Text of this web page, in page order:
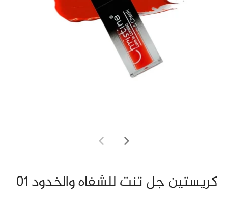
كريستين جل تنت للشفاه والخدود 01